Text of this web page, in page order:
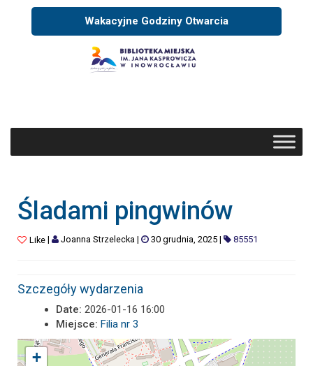
Wakacyjne Godziny Otwarcia
Śladami pingwinów
Like| Joanna Strzelecka | 30 grudnia, 2025| 85551
Szczegóły wydarzenia
Date: 2026-01-16 16:00
Miejsce: Filia nr 3
+